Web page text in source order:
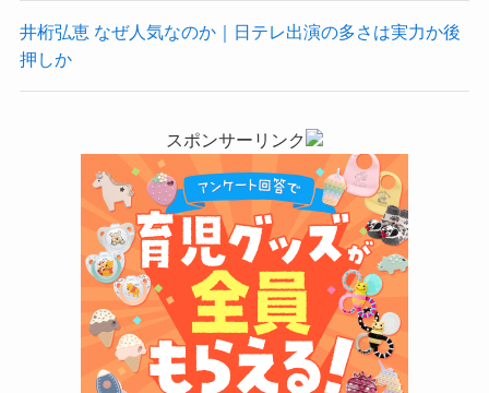
井桁弘恵 なぜ人気なのか｜日テレ出演の多さは実力か後
押しか
スポンサーリンク